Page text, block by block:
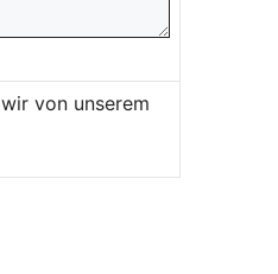
von unserem